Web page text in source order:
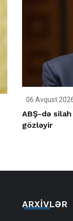
06 Avqust
ABŞ-də silah
gözləyir
ARXIVLƏR